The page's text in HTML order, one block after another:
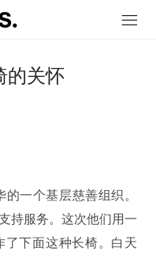
的关怀
的一个基层慈善组织。
持服务。这次他们用一
了下面这种长椅。白天